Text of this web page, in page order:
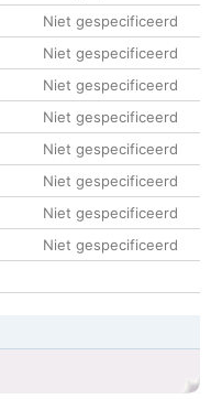
Niet gespecificeerd
Niet gespecificeerd
Niet gespecificeerd
Niet gespecificeerd
Niet gespecificeerd
Niet gespecificeerd
Niet gespecificeerd
Niet gespecificeerd